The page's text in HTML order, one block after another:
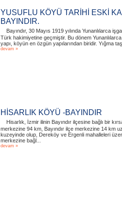
YUSUFLU KÖYÜ TARİHİ ESKİ
BAYINDIR.
Bayındır, 30 Mayıs 1919 yılında Yunanlılarca
Türk hakimiyetine geçmiştir. Bu dönem
yapı, köyün en özgün yapılarından biridir. Yığma taş
devam »
HİSARLIK KÖYÜ -BAYINDIR
Hisarlık, İzmir ilinin Bayındır ilçesine bağlı bir
merkezine 94 km, Bayındır ilçe merkezine 14 km
kuzeyinde olup, Dereköy ve Ergenli mahalleleri
merkezine bağl...
devam »